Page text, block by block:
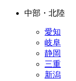
中部・北陸
愛知
岐阜
静岡
三重
新潟